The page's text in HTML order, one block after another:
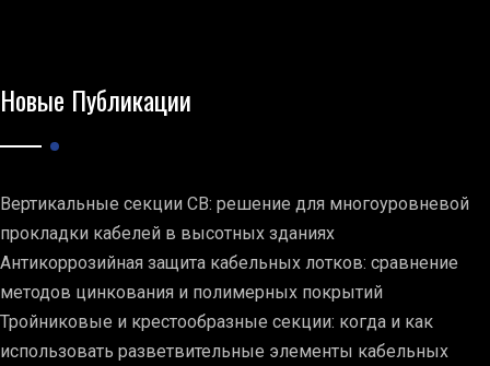
Новые Публикации
Вертикальные секции СВ: решение для многоуровневой
прокладки кабелей в высотных зданиях
Антикоррозийная защита кабельных лотков: сравнение
методов цинкования и полимерных покрытий
Тройниковые и крестообразные секции: когда и как
использовать разветвительные элементы кабельных